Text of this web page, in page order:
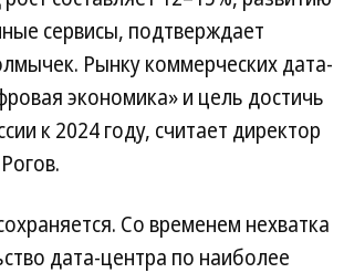
сервисы, подтверждает
Рынку коммерческих дата-
экономика» и цель достичь
к 2024 году, считает директор
Со временем нехватка
дата-центра по наиболее